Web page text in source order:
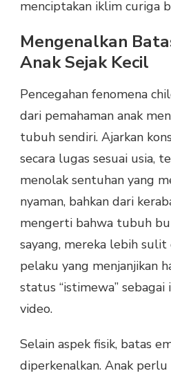
menciptakan iklim curiga
Mengenalkan
Anak Sejak Kecil
Pencegahan fenomena
dari pemahaman anak
tubuh sendiri. Ajarkan
secara lugas sesuai usia,
menolak sentuhan yang
nyaman, bahkan dari
mengerti bahwa tubuh
sayang, mereka lebih
pelaku yang menjanjikan
status “istimewa”
video.
Selain aspek fisik, batas
diperkenalkan. Anak